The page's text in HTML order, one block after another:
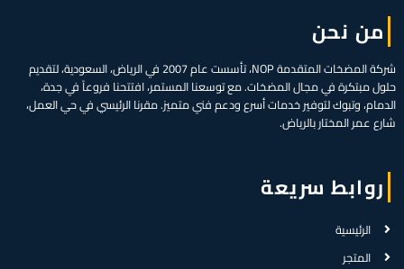
من نحن
شركة المضخات المتقدمة NOP، تأسست عام 2007 في الرياض، السعودية، لتقديم
حلول مبتكرة في مجال المضخات. مع توسعنا المستمر، افتتحنا فروعاً في جدة،
الدمام، وتبوك لتوفير خدمات أسرع ودعم فني متميز. مقرنا الرئيسي في حي العمل،
شارع عمر المختار بالرياض.
روابط سريعة
الرئيسية
المتجر